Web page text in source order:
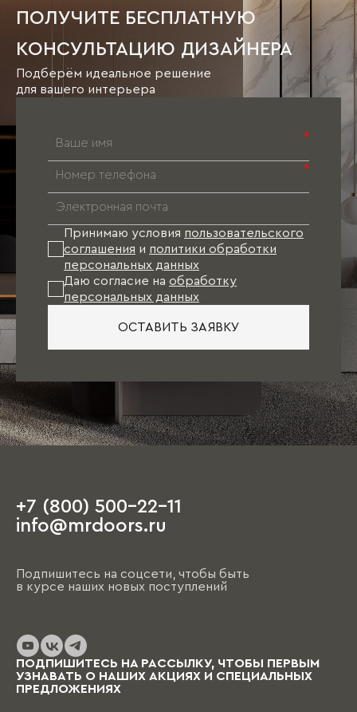
ПОЛУЧИТЕ БЕСПЛАТНУЮ
КОНСУЛЬТАЦИЮ ДИЗАЙНЕРА
Подберём идеальное решение
для вашего интерьера
*
*
Принимаю условия пользовательского
соглашения и политики обработки
персональных данных
Даю согласие на обработку
персональных данных
ОСТАВИТЬ ЗАЯВКУ
+7 (800) 500-22-11
info@mrdoors.ru
Подпишитесь на соцсети, чтобы быть
в курсе наших новых поступлений
ПОДПИШИТЕСЬ НА РАССЫЛКУ, ЧТОБЫ ПЕРВЫМ
УЗНАВАТЬ О НАШИХ АКЦИЯХ И СПЕЦИАЛЬНЫХ
ПРЕДЛОЖЕНИЯХ